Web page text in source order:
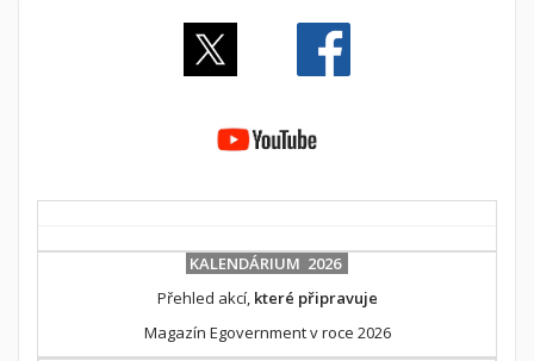
KALENDÁRIUM 2026
Přehled akcí, které připravuje
Magazín Egovernment v roce 2026